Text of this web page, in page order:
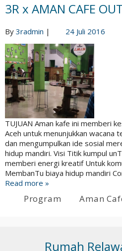
3R x AMAN CAFE
By 3radmin | 24 Juli 2016
TUJUAN Aman kafe ini memberi
Aceh untuk menunjukkan wacana
dan mengumpulkan ide sosial
hidup mandiri. Visi Titik kumpul
memberi energi kreatif Untuk
MembanTu biaya hidup mandiri
Read more »
Program Aman
Rumah